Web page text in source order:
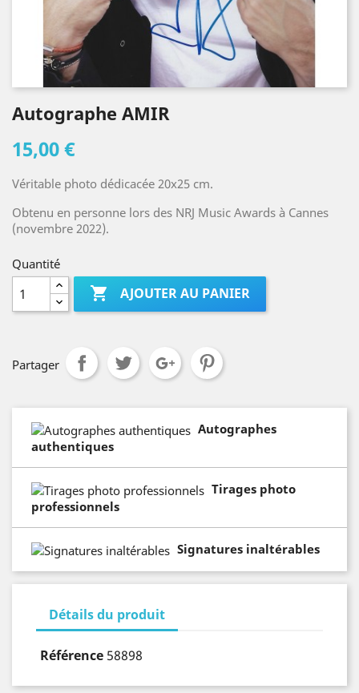
Autographe AMIR
15,00 €
Véritable photo dédicacée 20x25 cm.
Obtenu en personne lors des NRJ Music Awards à Cannes
(novembre 2022).
Quantité
 AJOUTER AU PANIER
Partager
Autographes
authentiques
Tirages photo
professionnels
Signatures inaltérables
Détails du produit
Référence 58898